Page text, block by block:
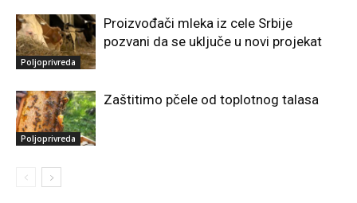
Poljoprivreda
Proizvođači mleka iz cele Srbije
pozvani da se uključe u novi projekat
Poljoprivreda
Zaštitimo pčele od toplotnog talasa